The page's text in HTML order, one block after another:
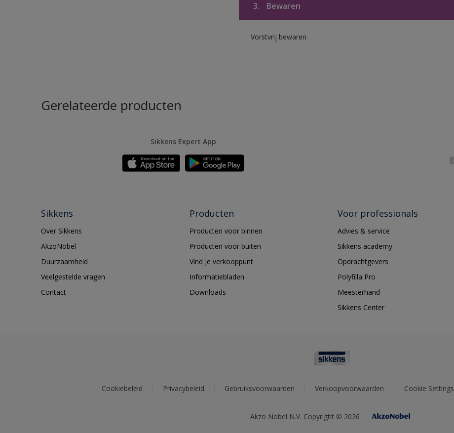
3. Bewaren
Vorstvrij bewaren
Gerelateerde producten
Sikkens Expert App
Sikkens
Over Sikkens
AkzoNobel
Duurzaamheid
Veelgestelde vragen
Contact
Producten
Producten voor binnen
Producten voor buiten
Vind je verkooppunt
Informatiebladen
Downloads
Voor professionals
Advies & service
Sikkens academy
Opdrachtgevers
Polyfilla Pro
Meesterhand
Sikkens Center
Cookiebeleid Privacybeleid Gebruiksvoorwaarden Verkoopvoorwaarden Cookie Settings
Akzo Nobel N.V. Copyright © 2026